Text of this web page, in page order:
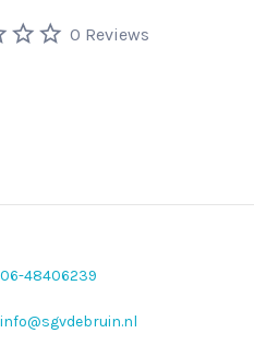
0 Reviews
06-48406239
info@sgvdebruin.nl